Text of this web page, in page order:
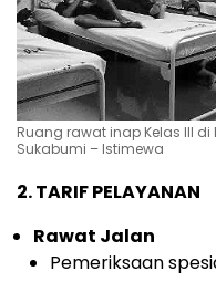
Ruang rawat inap Kelas III di
Sukabumi – Istimewa
2. TARIF PELAYANAN
Rawat Jalan
Pemeriksaan